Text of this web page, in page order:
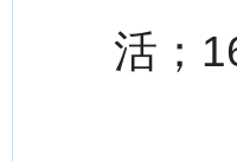
活；